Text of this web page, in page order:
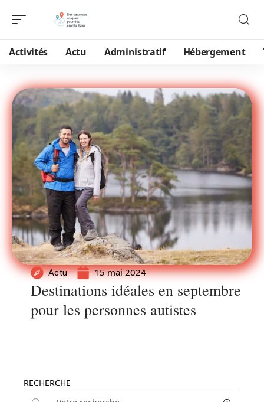
Activités Actu Administratif Hébergement
Actu 15 mai 2024
Destinations idéales en septembre
pour les personnes autistes
RECHERCHE